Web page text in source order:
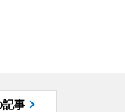
記事